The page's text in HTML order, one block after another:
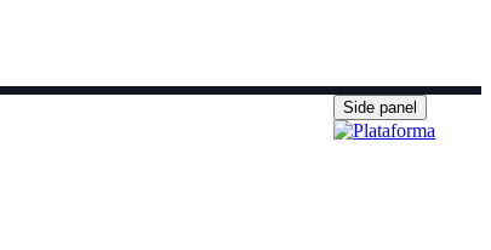
633 70 25 47
Side panel